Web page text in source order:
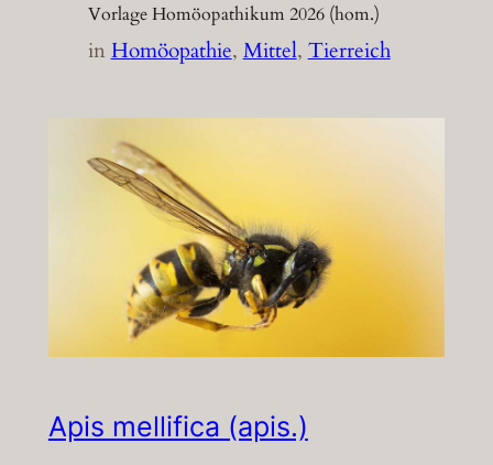
Vorlage Homöopathikum 2026 (hom.)
inHomöopathie, Mittel, Tierreich
Apis mellifica (apis.)